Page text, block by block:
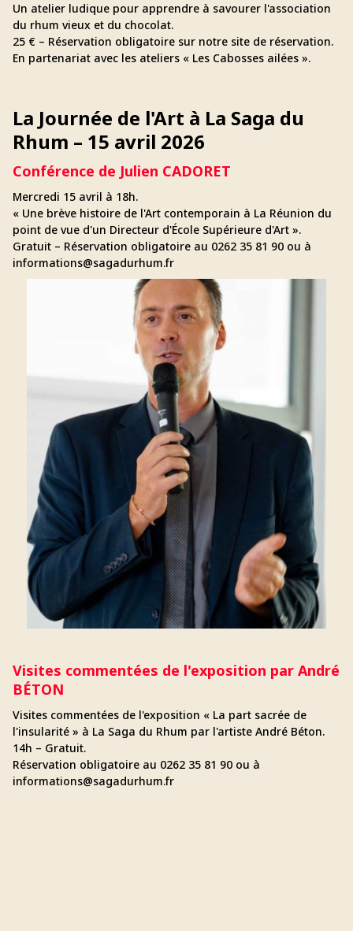
Un atelier ludique pour apprendre à savourer l'association
du rhum vieux et du chocolat.
25 € – Réservation obligatoire sur notre site de réservation.
En partenariat avec les ateliers « Les Cabosses ailées ».
La Journée de l'Art à La Saga du
Rhum – 15 avril 2026
Conférence de Julien CADORET
Mercredi 15 avril à 18h.
« Une brève histoire de l'Art contemporain à La Réunion du
point de vue d'un Directeur d'École Supérieure d'Art ».
Gratuit – Réservation obligatoire au 0262 35 81 90 ou à
informations@sagadurhum.fr
Visites commentées de l'exposition par André
BÉTON
Visites commentées de l'exposition « La part sacrée de
l'insularité » à La Saga du Rhum par l'artiste André Béton.
14h – Gratuit.
Réservation obligatoire au 0262 35 81 90 ou à
informations@sagadurhum.fr